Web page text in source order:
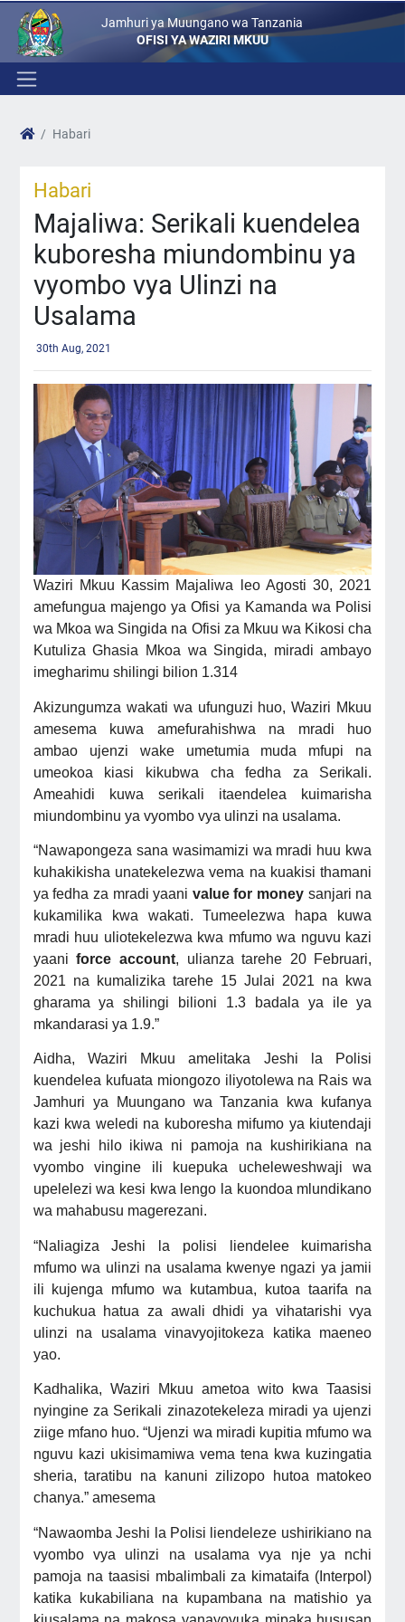
Jamhuri ya Muungano wa Tanzania
OFISI YA WAZIRI MKUU
Habari
Habari
Majaliwa: Serikali kuendelea
kuboresha miundombinu ya
vyombo vya Ulinzi na
Usalama
30th Aug, 2021
Waziri Mkuu Kassim Majaliwa leo Agosti 30, 2021
amefungua majengo ya Ofisi ya Kamanda wa Polisi
wa Mkoa wa Singida na Ofisi za Mkuu wa Kikosi cha
Kutuliza Ghasia Mkoa wa Singida, miradi ambayo
imegharimu shilingi bilion 1.314
Akizungumza wakati wa ufunguzi huo, Waziri Mkuu
amesema kuwa amefurahishwa na mradi huo
ambao ujenzi wake umetumia muda mfupi na
umeokoa kiasi kikubwa cha fedha za Serikali.
Ameahidi kuwa serikali itaendelea kuimarisha
miundombinu ya vyombo vya ulinzi na usalama.
“Nawapongeza sana wasimamizi wa mradi huu kwa
kuhakikisha unatekelezwa vema na kuakisi thamani
ya fedha za mradi yaani value for money sanjari na
kukamilika kwa wakati.Tumeelezwa hapa kuwa
mradi huu uliotekelezwa kwa mfumo wa nguvu kazi
yaaniforce account, ulianza tarehe 20 Februari,
2021 na kumalizika tarehe 15 Julai 2021 na kwa
gharama ya shilingi bilioni 1.3 badala ya ile ya
mkandarasi ya 1.9.”
Aidha, Waziri Mkuu amelitaka Jeshi la Polisi
kuendelea kufuata miongozo iliyotolewa na Rais wa
Jamhuri ya Muungano wa Tanzania kwa kufanya
kazi kwa weledi na kuboresha mifumo ya kiutendaji
wa jeshi hilo ikiwa ni pamoja na kushirikiana na
vyombo vingine ili kuepuka ucheleweshwaji wa
upelelezi wa kesi kwa lengo la kuondoa mlundikano
wa mahabusu magerezani.
“Naliagiza Jeshi la polisi liendelee kuimarisha
mfumo wa ulinzi na usalama kwenye ngazi ya jamii
ili kujenga mfumo wa kutambua, kutoa taarifa na
kuchukua hatua za awali dhidi ya vihatarishi vya
ulinzi na usalama vinavyojitokeza katika maeneo
yao.
Kadhalika, Waziri Mkuu ametoa wito kwa Taasisi
nyingine za Serikali zinazotekeleza miradi ya ujenzi
ziige mfano huo. “Ujenzi wa miradi kupitia mfumo wa
nguvu kazi ukisimamiwa vema tena kwa kuzingatia
sheria, taratibu na kanuni zilizopo hutoa matokeo
chanya.” amesema
“Nawaomba Jeshi la Polisi liendeleze ushirikiano na
vyombo vya ulinzi na usalama vya nje ya nchi
pamoja na taasisi mbalimbali za kimataifa (Interpol)
katika kukabiliana na kupambana na matishio ya